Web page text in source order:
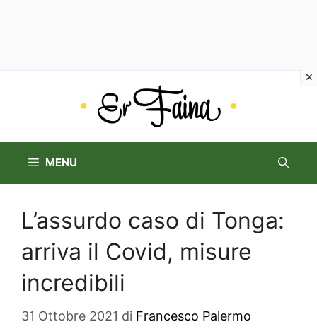
MENU
L’assurdo caso di Tonga:
arriva il Covid, misure
incredibili
31 Ottobre 2021 di Francesco Palermo